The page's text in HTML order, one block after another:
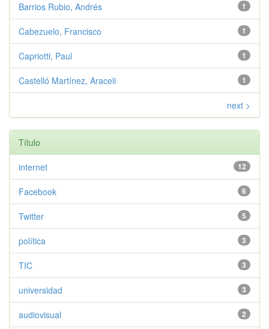
1
Barrios Rubio, Andrés
1
Cabezuelo, Francisco
1
Capriotti, Paul
1
Castelló Martínez, Araceli
next >
Título
12
internet
6
Facebook
5
Twitter
3
política
3
TIC
3
universidad
2
audiovisual